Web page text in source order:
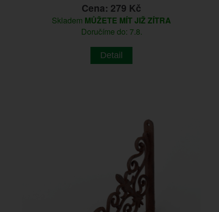
Cena: 279 Kč
Skladem MŮŽETE MÍT JIŽ ZÍTRA
Doručíme do: 7.8.
Detail